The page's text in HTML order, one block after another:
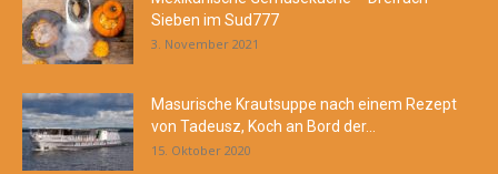
Sieben im Sud777
3. November 2021
Masurische Krautsuppe nach einem Rezept
von Tadeusz, Koch an Bord der...
15. Oktober 2020